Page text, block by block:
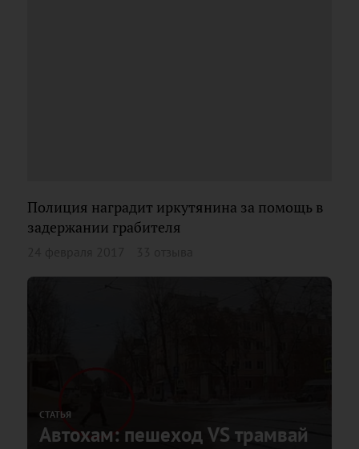
Полиция наградит иркутянина за помощь в
задержании грабителя
СТАТЬЯ
Автохам: пешеход VS трамвай